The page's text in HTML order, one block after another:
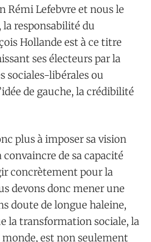
Rémi Lefebvre et nous le
responsabilité du
Hollande est à ce titre
ses électeurs par la
sociales-libérales ou
de gauche, la crédibilité
plus à imposer sa vision
de sa capacité
concrètement pour la
devons donc mener une
doute de longue haleine,
la transformation sociale, la
est non seulement